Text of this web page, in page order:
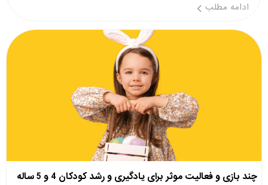
ادامه مطلب
چند بازی و فعالیت موثر برای یادگیری و رشد کودکان 4 و 5 ساله